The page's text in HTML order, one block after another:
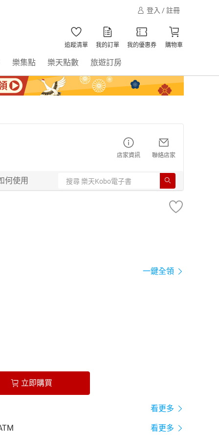
登入 / 註冊
追蹤清單 我的訂單 我的優惠券 購物車
樂集點 樂天點數 旅遊訂房
店家資訊 聯絡店家
何使用
一鍵全領
立即購買
看更多
看更多